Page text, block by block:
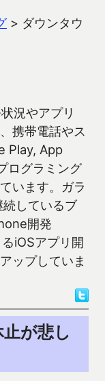
> ダウンタウ
況やアプリ
携帯電話やス
Play, App
ログラミング
います。ガラ
しているブ
開発
iOSアプリ開
ップしていま
が悲し